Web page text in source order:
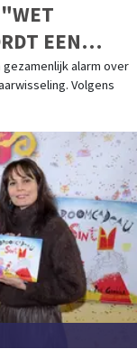
"WET
EEN
gezamenlijk alarm over
Volgens